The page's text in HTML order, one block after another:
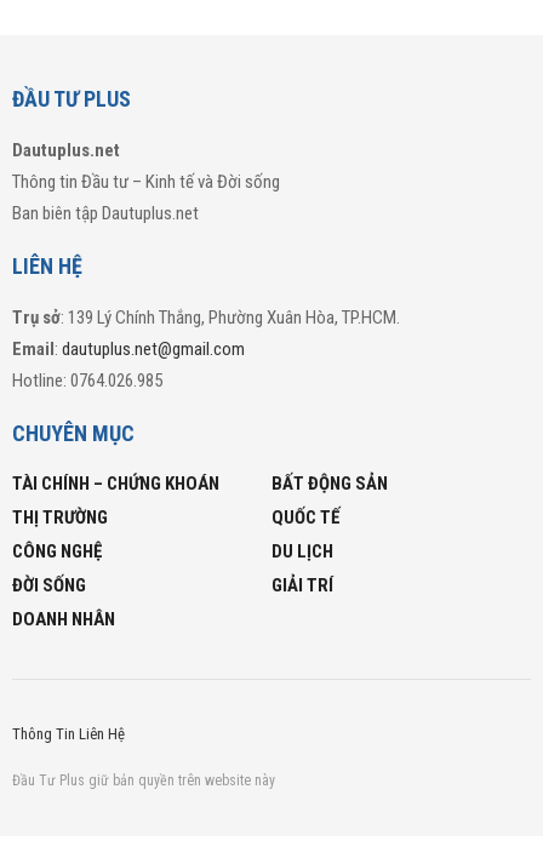
ĐẦU TƯ PLUS
Dautuplus.net
Thông tin Đầu tư – Kinh tế và Đời sống
Ban biên tập Dautuplus.net
LIÊN HỆ
Trụ sở: 139 Lý Chính Thắng, Phường Xuân Hòa, TP.HCM.
Email: dautuplus.net@gmail.com
Hotline: 0764.026.985
CHUYÊN MỤC
TÀI CHÍNH – CHỨNG KHOÁN
BẤT ĐỘNG SẢN
THỊ TRƯỜNG
QUỐC TẾ
CÔNG NGHỆ
DU LỊCH
ĐỜI SỐNG
GIẢI TRÍ
DOANH NHÂN
Thông Tin Liên Hệ
Đầu Tư Plus giữ bản quyền trên website này